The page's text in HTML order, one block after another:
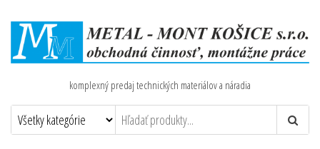
komplexný predaj technických materiálov a náradia